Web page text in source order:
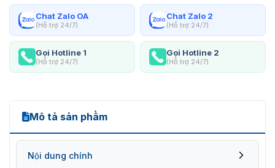
Chat Zalo OA
(Hỗ trợ 24/7)
Chat Zalo 2
(Hỗ trợ 24/7)
Gọi Hotline 1
(Hỗ trợ 24/7)
Gọi Hotline 2
(Hỗ trợ 24/7)
Mô tả sản phẩm
Nội dung chính